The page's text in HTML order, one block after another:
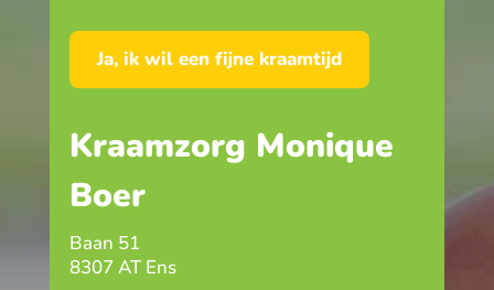
Ja, ik wil een fijne kraamtijd
Kraamzorg Monique
Boer
Baan 51
8307 AT Ens